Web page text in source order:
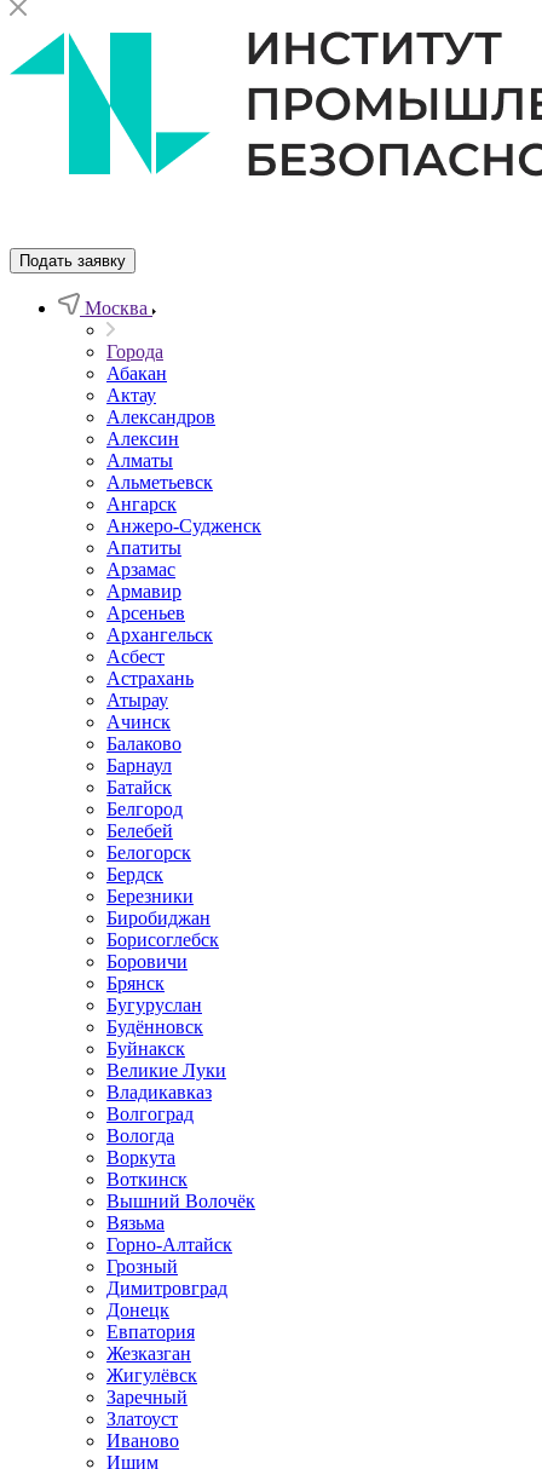
Подать заявку
Москва
Города
Абакан
Актау
Александров
Алексин
Алматы
Альметьевск
Ангарск
Анжеро-Судженск
Апатиты
Арзамас
Армавир
Арсеньев
Архангельск
Асбест
Астрахань
Атырау
Ачинск
Балаково
Барнаул
Батайск
Белгород
Белебей
Белогорск
Бердск
Березники
Биробиджан
Борисоглебск
Боровичи
Брянск
Бугуруслан
Будённовск
Буйнакск
Великие Луки
Владикавказ
Волгоград
Вологда
Воркута
Воткинск
Вышний Волочёк
Вязьма
Горно-Алтайск
Грозный
Димитровград
Донецк
Евпатория
Жезказган
Жигулёвск
Заречный
Златоуст
Иваново
Ишим